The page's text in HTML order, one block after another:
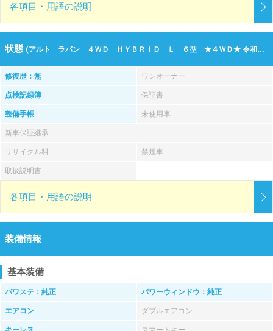
各項目・用語の説明
状態 (アルト ラパン ４ＷＤ ＨＹＢＲＩＤ Ｌ ６型 ★４ＷＤ★ 令和07年（2025年） 308km 新潟県上越市)
修復歴：無 ワンオーナー
点検記録簿 保証書
整備手帳 未使用車
新車保証継承
リサイクル料 禁煙車
取扱説明書
各項目・用語の説明
装備情報
基本装備
パワステ：純正 パワーウィンドウ：純正
エアコン ダブルエアコン